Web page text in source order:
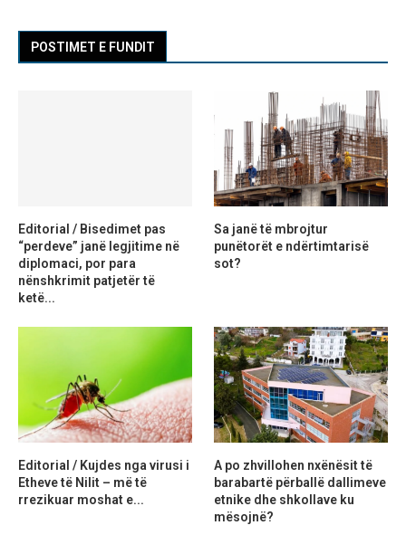
POSTIMET E FUNDIT
Editorial / Bisedimet pas
“perdeve” janë legjitime në
diplomaci, por para
nënshkrimit patjetër të
ketë...
Sa janë të mbrojtur
punëtorët e ndërtimtarisë
sot?
Editorial / Kujdes nga virusi i
Etheve të Nilit – më të
rrezikuar moshat e...
A po zhvillohen nxënësit të
barabartë përballë dallimeve
etnike dhe shkollave ku
mësojnë?